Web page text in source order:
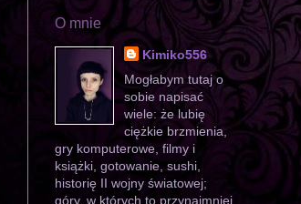
O mnie
Kimiko556
Mogłabym tutaj o
sobie napisać
wiele: że lubię
ciężkie brzmienia,
gry komputerowe, filmy i
książki, gotowanie, sushi,
historię II wojny światowej;
góry, w których to przynajmniej